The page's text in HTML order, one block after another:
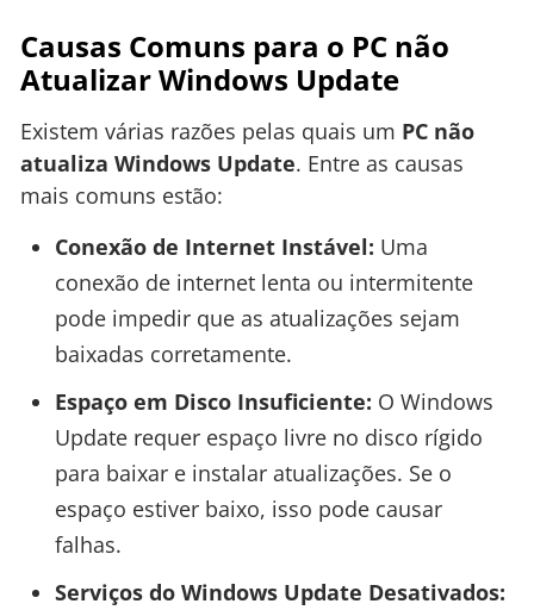
Causas Comuns para o PC não
Atualizar Windows Update
Existem várias razões pelas quais um PC não
atualiza Windows Update. Entre as causas
mais comuns estão:
Conexão de Internet Instável: Uma
conexão de internet lenta ou intermitente
pode impedir que as atualizações sejam
baixadas corretamente.
Espaço em Disco Insuficiente: O Windows
Update requer espaço livre no disco rígido
para baixar e instalar atualizações. Se o
espaço estiver baixo, isso pode causar
falhas.
Serviços do Windows Update Desativados: